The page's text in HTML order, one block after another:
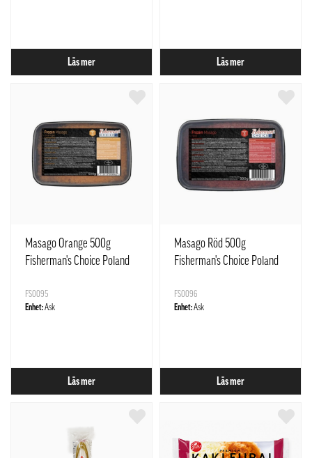
Läs mer Läs mer
Masago Orange 500g
Fisherman's Choice Poland
FS0095
Enhet:Ask
Läs mer
Masago Röd 500g
Fisherman's Choice Poland
FS0096
Enhet:Ask
Läs mer